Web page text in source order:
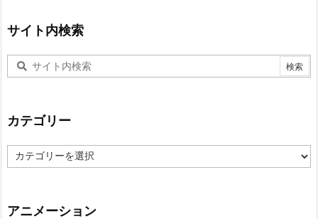
サイト内検索
カテゴリー
テ
ー
アニメーション